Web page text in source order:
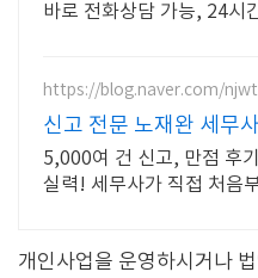
바로 전화상담 가능, 24시
https://blog.naver.com/
신고 전문 노재완 세무사
5,000여 건 신고, 만점 후
실력! 세무사가 직접 처음
개인사업을 운영하시거나